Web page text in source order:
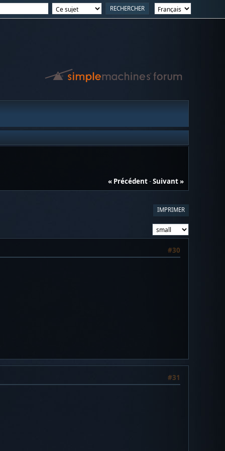
« Précédent-Suivant »
IMPRIMER
#30
#31